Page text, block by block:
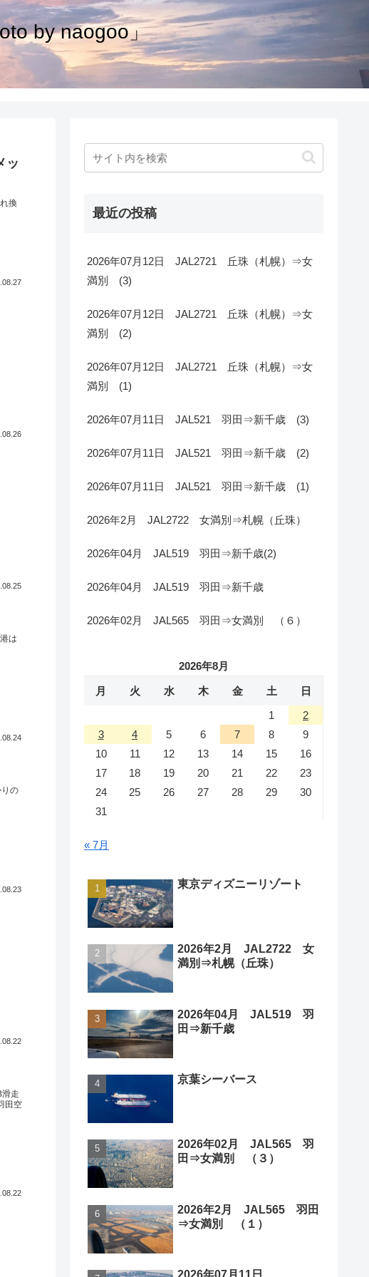
by naogoo」
ッ
換
は
の
走
田空
最近の投稿
2026年07月12日 JAL2721 丘珠（札幌）⇒女
満別 (3)
2026年07月12日 JAL2721 丘珠（札幌）⇒女
満別 (2)
2026年07月12日 JAL2721 丘珠（札幌）⇒女
満別 (1)
2026年07月11日 JAL521 羽田⇒新千歳 (3)
2026年07月11日 JAL521 羽田⇒新千歳 (2)
2026年07月11日 JAL521 羽田⇒新千歳 (1)
2026年2月 JAL2722 女満別⇒札幌（丘珠）
2026年04月 JAL519 羽田⇒新千歳(2)
2026年04月 JAL519 羽田⇒新千歳
2026年02月 JAL565 羽田⇒女満別 （６）
2026年8月
月 火 水 木 金 土
日
1
2
3
4 5 6 7 8
9
10
11 12 13 14 15
16
17
18 19 20 21 22
23
24
25 26 27 28 29
30
31
« 7月
東京ディズニーリゾート
2026年2月 JAL2722 女
満別⇒札幌（丘珠）
2026年04月 JAL519 羽
田⇒新千歳
京葉シーバース
2026年02月 JAL565 羽
田⇒女満別 （３）
2026年2月 JAL565 羽田
⇒女満別 （１）